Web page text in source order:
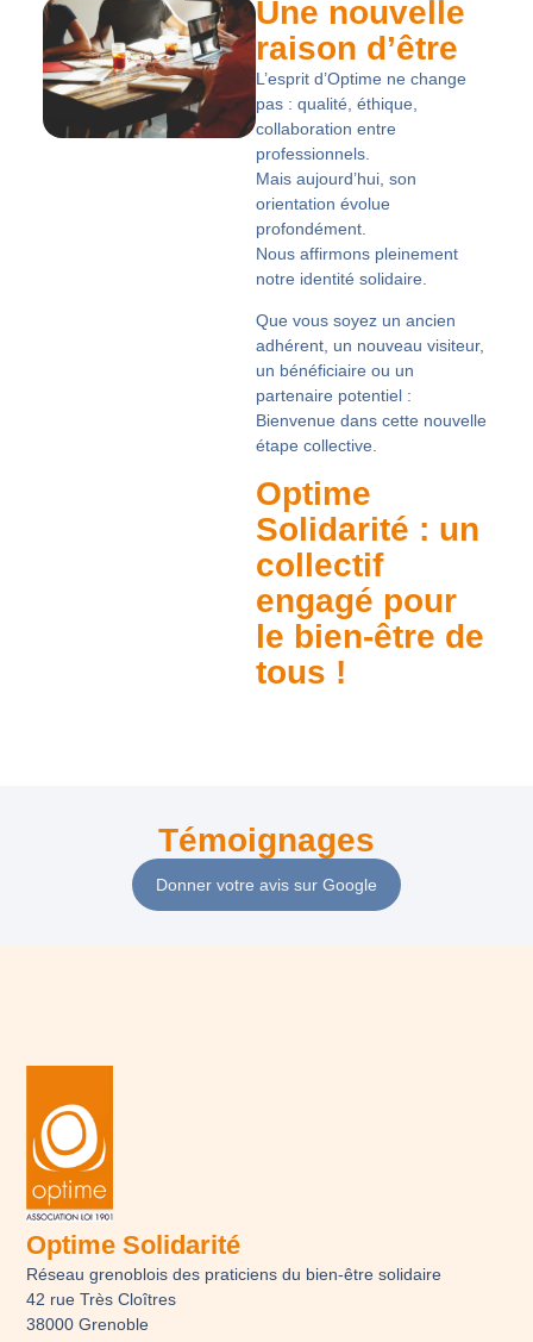
Une nouvelle
raison d’être
L’esprit d’Optime ne change
pas : qualité, éthique,
collaboration entre
professionnels.
Mais aujourd’hui, son
orientation évolue
profondément
Nous affirmons pleinement
notre identité solidaire
Que vous soyez un ancien
adhérent, un nouveau visiteur,
un bénéficiaire ou un
partenaire potentiel :
Bienvenue dans cette nouvelle
étape collective.
Optime
Solidarité : un
collectif
engagé pour
le bien-être de
tous !
Témoignages
Donner votre avis sur Google
Optime Solidarité
Réseau grenoblois des praticiens du bien-être solidaire
42 rue Très Cloîtres
38000 Grenoble